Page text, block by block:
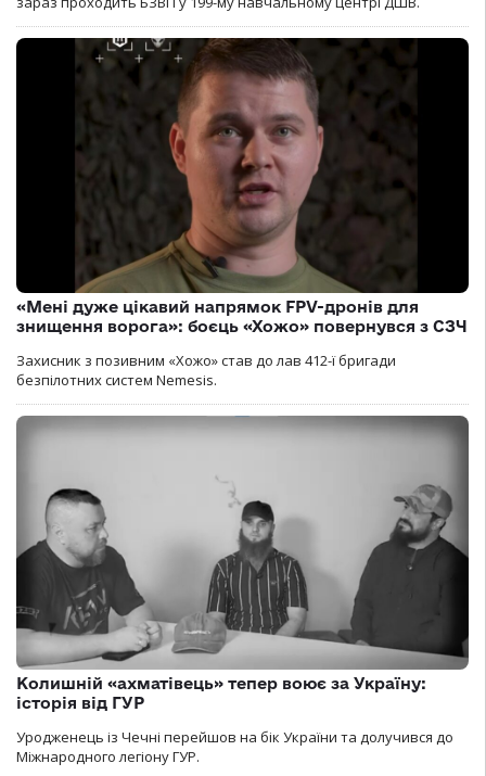
«Мені дуже цікавий напрямок FPV-дронів для
знищення ворога»: боєць «Хожо» повернувся з СЗЧ
Захисник з позивним «Хожо» став до лав 412-ї бригади
безпілотних систем Nemesis.
Колишній «ахматівець» тепер воює за Україну:
історія від ГУР
Уродженець із Чечні перейшов на бік України та долучився до
Міжнародного легіону ГУР.